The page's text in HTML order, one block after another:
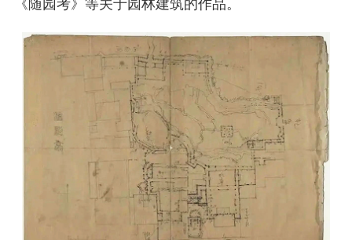
《随园考》等关于园林建筑的作品。